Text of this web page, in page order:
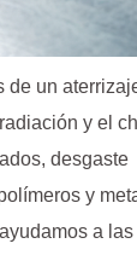
un
y el
desgaste
y
a las